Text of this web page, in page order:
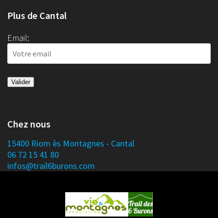
Plus de Cantal
Email:
Chez nous
15400 Riom ès Montagnes - Cantal
06 72 15 41 80
infos@trail6burons.com